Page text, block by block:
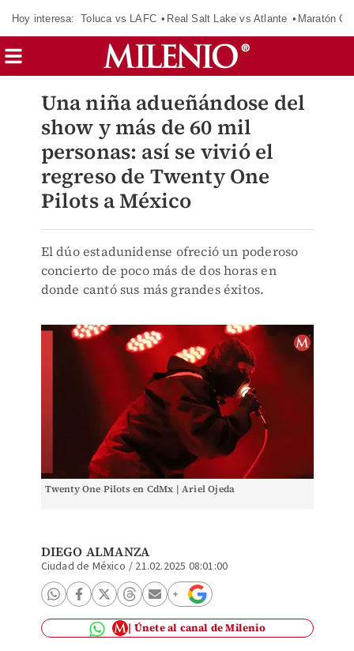
Hoy interesa: Toluca vs LAFC Real Salt Lake vs Atlante Maratón
Una niña adueñándose del
show y más de 60 mil
personas: así se vivió el
regreso de Twenty One
Pilots a México
El dúo estadunidense ofreció un poderoso
concierto de poco más de dos horas en
donde cantó sus más grandes éxitos.
Twenty One Pilots en CdMx | Ariel Ojeda
DIEGO ALMANZA
Ciudad de México / 21.02.2025 08:01:00
Únete al canal de Milenio